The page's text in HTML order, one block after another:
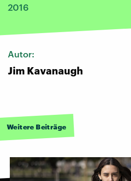
2016
Autor:
Jim Kavanaugh
Weitere Beiträge